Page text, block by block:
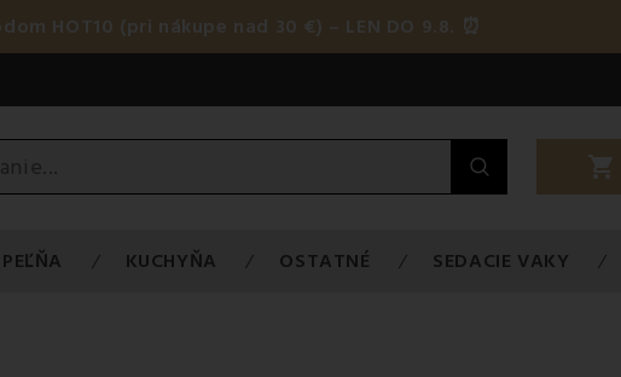
HOT10 (pri nákupe nad 30 €) – LEN DO 9.8. ⏰
shopping_cart
KUCHYŇA OSTATNÉ SEDACIE VAKY